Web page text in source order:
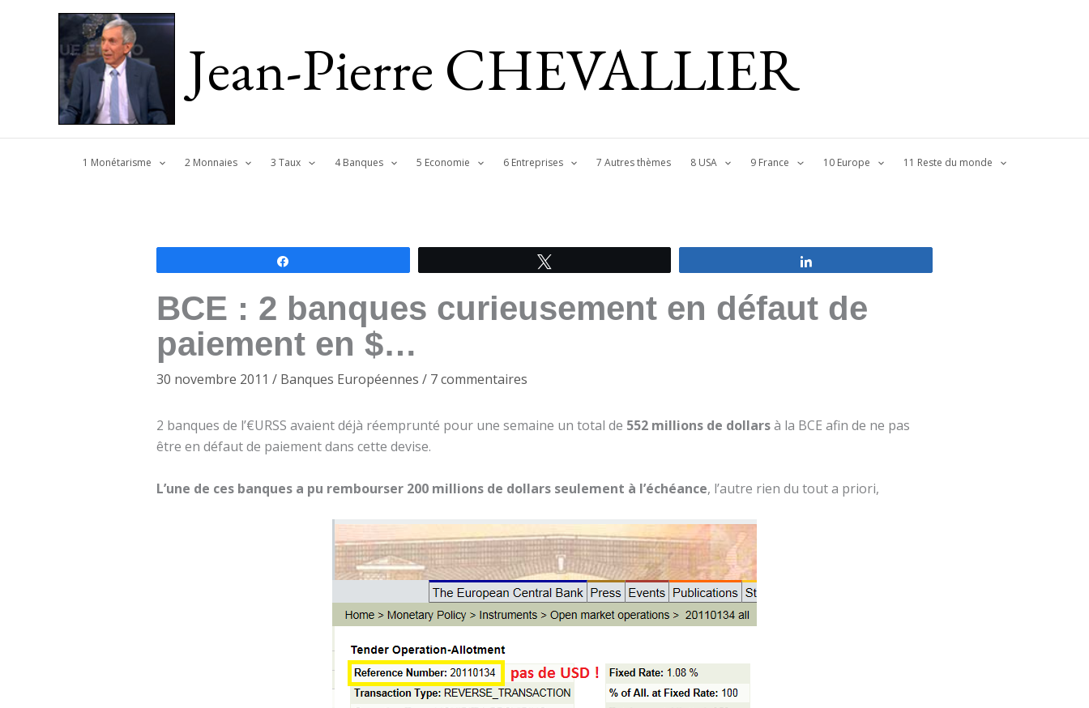
Jean-Pierre CHEVALLIER
1 Monétarisme 2 Monnaies 3 Taux 4 Banques 5 Economie 6 Entreprises 7 Autres thèmes 8 USA 9 France 10 Europe 11 Reste du monde
BCE : 2 banques curieusement en défaut de
paiement en $…
30 novembre 2011 / Banques Européennes / 7 commentaires
2 banques de l’€URSS avaient déjà réemprunté pour une semaine un total de 552 millions de dollarsà la BCE afin de ne pas
être en défaut de paiement dans cette devise.
L’une de ces banques a pu rembourser 200 millions de dollars seulement à l’échéance, l’autre rien du tout a priori,